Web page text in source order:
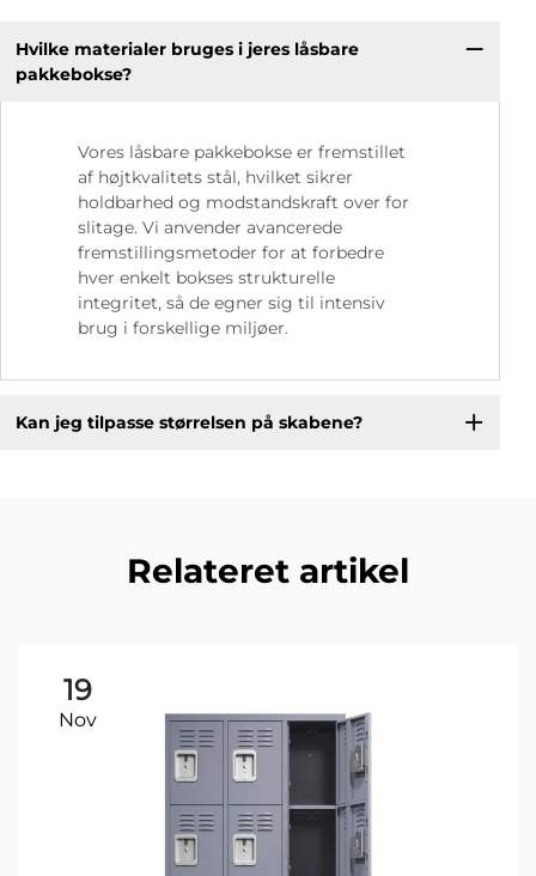
Hvilke materialer bruges i jeres låsbare
pakkebokse?
Vores låsbare pakkebokse er fremstillet
af højtkvalitets stål, hvilket sikrer
holdbarhed og modstandskraft over for
slitage. Vi anvender avancerede
fremstillingsmetoder for at forbedre
hver enkelt bokses strukturelle
integritet, så de egner sig til intensiv
brug i forskellige miljøer.
Kan jeg tilpasse størrelsen på skabene?
Relateret artikel
19
Nov